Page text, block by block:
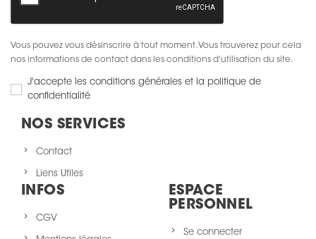
Vous pouvez vous désinscrire à tout moment. Vous trouverez pour cela
nos informations de contact dans les conditions d'utilisation du site.
J'accepte les conditions générales et la politique de
confidentialité
NOS SERVICES
Contact
Liens Utiles
INFOS
CGV
ESPACE
PERSONNEL
Se connecter